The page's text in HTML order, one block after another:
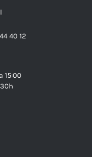
40 12
15:00